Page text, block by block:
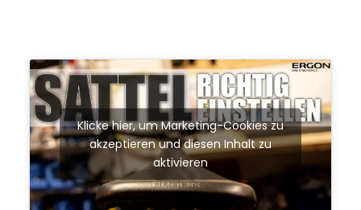
Klicke hier, um Marketing-Cookies zu
akzeptieren und diesen Inhalt zu
aktivieren